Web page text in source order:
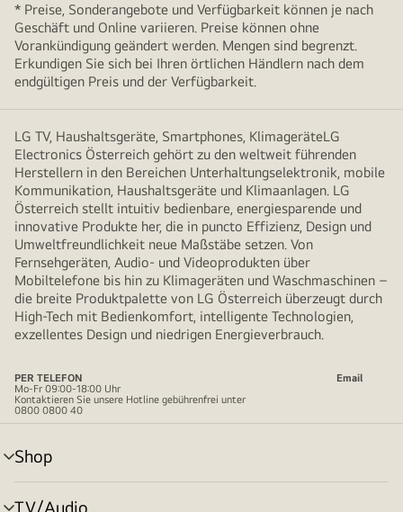
* Preise, Sonderangebote und Verfügbarkeit können je nach
Geschäft und Online variieren. Preise können ohne
Vorankündigung geändert werden. Mengen sind begrenzt.
Erkundigen Sie sich bei Ihren örtlichen Händlern nach dem
endgültigen Preis und der Verfügbarkeit.
LG TV, Haushaltsgeräte, Smartphones, KlimageräteLG
Electronics Österreich gehört zu den weltweit führenden
Herstellern in den Bereichen Unterhaltungselektronik, mobile
Kommunikation, Haushaltsgeräte und Klimaanlagen. LG
Österreich stellt intuitiv bedienbare, energiesparende und
innovative Produkte her, die in puncto Effizienz, Design und
Umweltfreundlichkeit neue Maßstäbe setzen. Von
Fernsehgeräten, Audio- und Videoprodukten über
Mobiltelefone bis hin zu Klimageräten und Waschmaschinen –
die breite Produktpalette von LG Österreich überzeugt durch
High-Tech mit Bedienkomfort, intelligente Technologien,
exzellentes Design und niedrigen Energieverbrauch.
PER TELEFON
Email
Mo-Fr 09:00-18:00 Uhr
Kontaktieren Sie unsere Hotline gebührenfrei unter
0800 0800 40
Shop
Menü
umschalten
TV/Audio